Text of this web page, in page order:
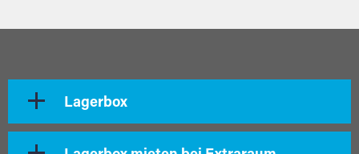
Lagerbox